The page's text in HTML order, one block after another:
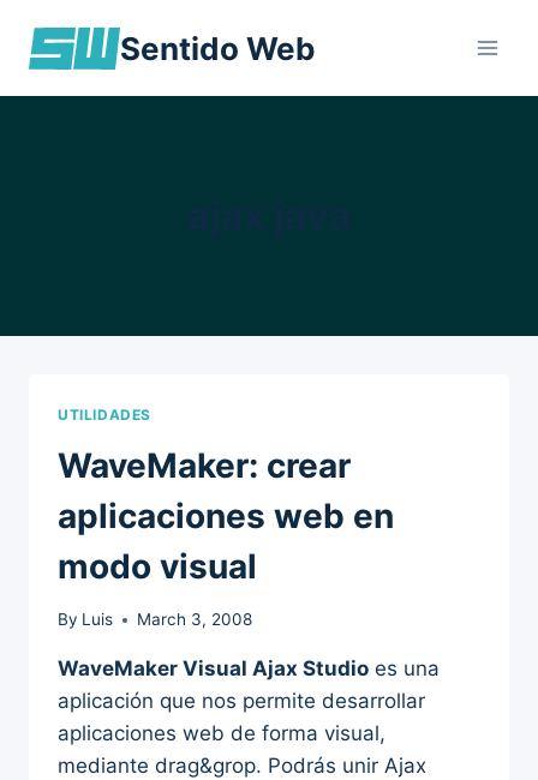
Sentido Web
UTILIDADES
WaveMaker: crear
aplicaciones web en
modo visual
By Luis March 3, 2008
WaveMaker Visual Ajax Studio es una
aplicación que nos permite desarrollar
aplicaciones web de forma visual,
mediante drag&grop. Podrás unir Ajax